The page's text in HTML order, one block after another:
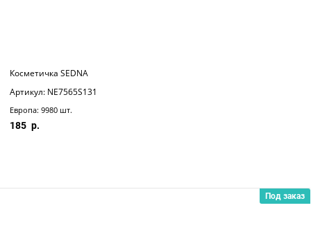
Косметичка SEDNA
Артикул: NE7565S131
Европа: 9980 шт.
185
Под заказ